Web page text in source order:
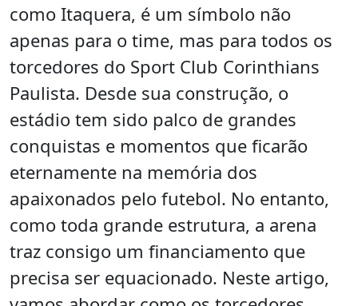
como Itaquera, é um símbolo não
apenas para o time, mas para todos os
torcedores do Sport Club Corinthians
Paulista. Desde sua construção, o
estádio tem sido palco de grandes
conquistas e momentos que ficarão
eternamente na memória dos
apaixonados pelo futebol. No entanto,
como toda grande estrutura, a arena
traz consigo um financiamento que
precisa ser equacionado. Neste artigo,